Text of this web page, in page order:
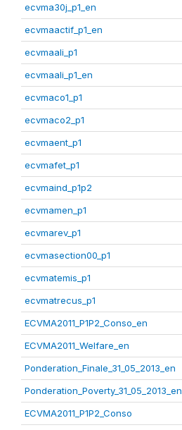
ecvma30j_p1_en
ecvmaactif_p1_en
ecvmaali_p1
ecvmaali_p1_en
ecvmaco1_p1
ecvmaco2_p1
ecvmaent_p1
ecvmafet_p1
ecvmaind_p1p2
ecvmamen_p1
ecvmarev_p1
ecvmasection00_p1
ecvmatemis_p1
ecvmatrecus_p1
ECVMA2011_P1P2_Conso_en
ECVMA2011_Welfare_en
Ponderation_Finale_31_05_2013_en
Ponderation_Poverty_31_05_2013_en
ECVMA2011_P1P2_Conso